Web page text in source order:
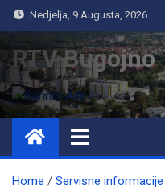
Nedjelja, 9 Augusta, 2026
RTV Bugojno
Home
Servisne informacije